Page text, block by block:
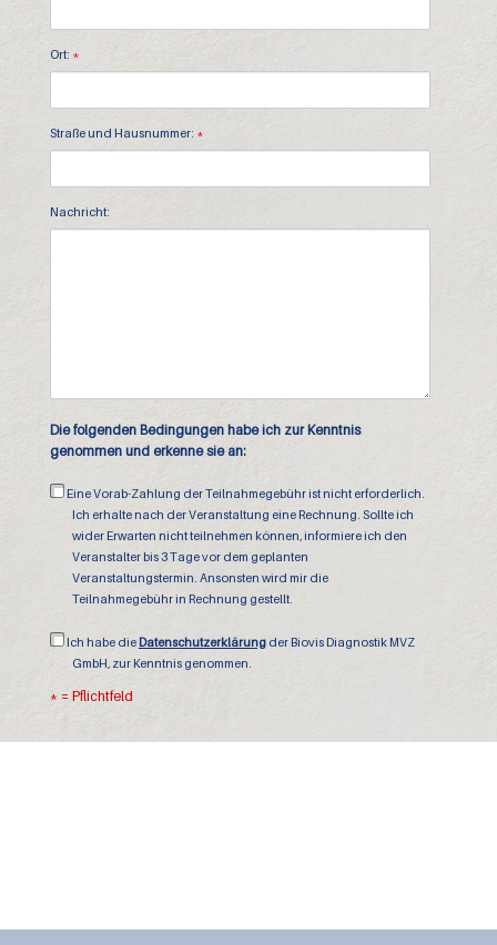
Ort: *
Straße und Hausnummer: *
Nachricht:
Die folgenden Bedingungen habe ich zur Kenntnis
genommen und erkenne sie an:
Teilnahmegebühr:
Eine Vorab-Zahlung der Teilnahmegebühr ist nicht erforderlich.
Ich erhalte nach der Veranstaltung eine Rechnung. Sollte ich
wider Erwarten nicht teilnehmen können, informiere ich den
Veranstalter bis 3 Tage vor dem geplanten
Veranstaltungstermin. Ansonsten wird mir die
Teilnahmegebühr in Rechnung gestellt.
Datenschutzerklärung:
Ich habe die Datenschutzerklärungder Biovis Diagnostik MVZ
GmbH, zur Kenntnis genommen.
* = Pflichtfeld